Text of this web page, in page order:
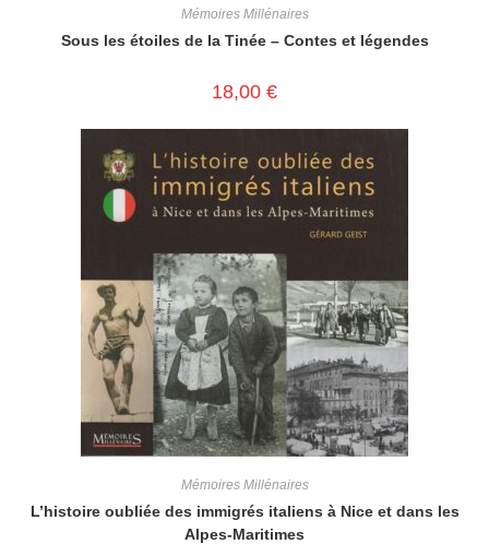
Mémoires Millénaires
Sous les étoiles de la Tinée – Contes et légendes
18,00 €
Mémoires Millénaires
L’histoire oubliée des immigrés italiens à Nice et dans les
Alpes-Maritimes